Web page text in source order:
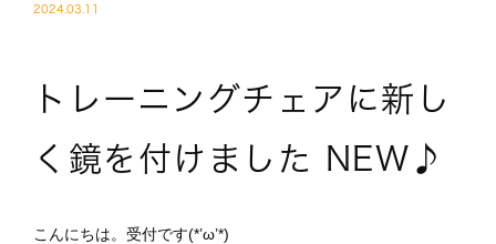
2024.03.11
トレーニングチェアに新し
く鏡を付けました NEW♪
こんにちは。受付です(*’ω’*)